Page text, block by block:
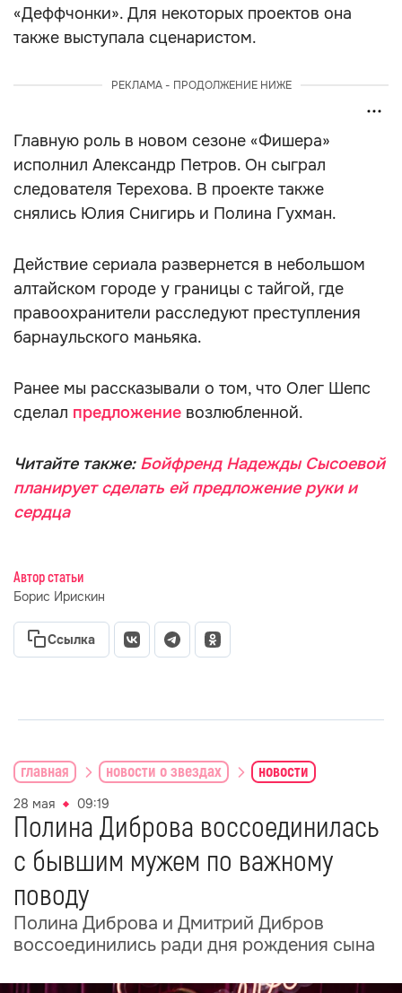
«Деффчонки». Для некоторых проектов она
также выступала сценаристом.
РЕКЛАМА - ПРОДОЛЖЕНИЕ НИЖЕ
Главную роль в новом сезоне «Фишера»
исполнил Александр Петров. Он сыграл
следователя Терехова. В проекте также
снялись Юлия Снигирь и Полина Гухман.
Действие сериала развернется в небольшом
алтайском городе у границы с тайгой, где
правоохранители расследуют преступления
барнаульского маньяка.
Ранее мы рассказывали о том, что Олег Шепс
сделал предложение возлюбленной.
Читайте также: Бойфренд Надежды Сысоевой
планирует сделать ей предложение руки и
сердца
Автор статьи
Борис Ирискин
Ссылка
главная новости о звездах новости
28 мая 09:19
Полина Диброва воссоединилась
с бывшим мужем по важному
поводу
Полина Диброва и Дмитрий Дибров
воссоединились ради дня рождения сына